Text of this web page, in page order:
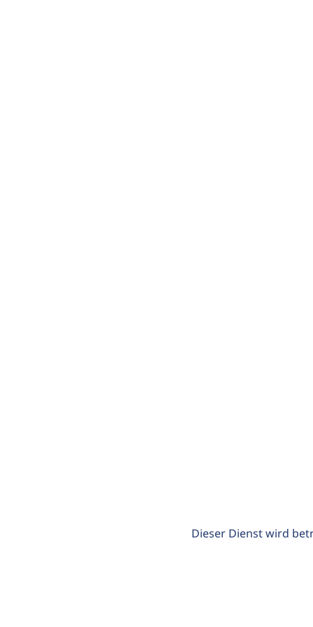
Dieser Dienst wird